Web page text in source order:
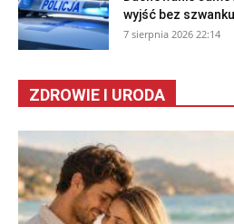
wyjść bez szwanku
7 sierpnia 2026 22:14
ZDROWIE I URODA